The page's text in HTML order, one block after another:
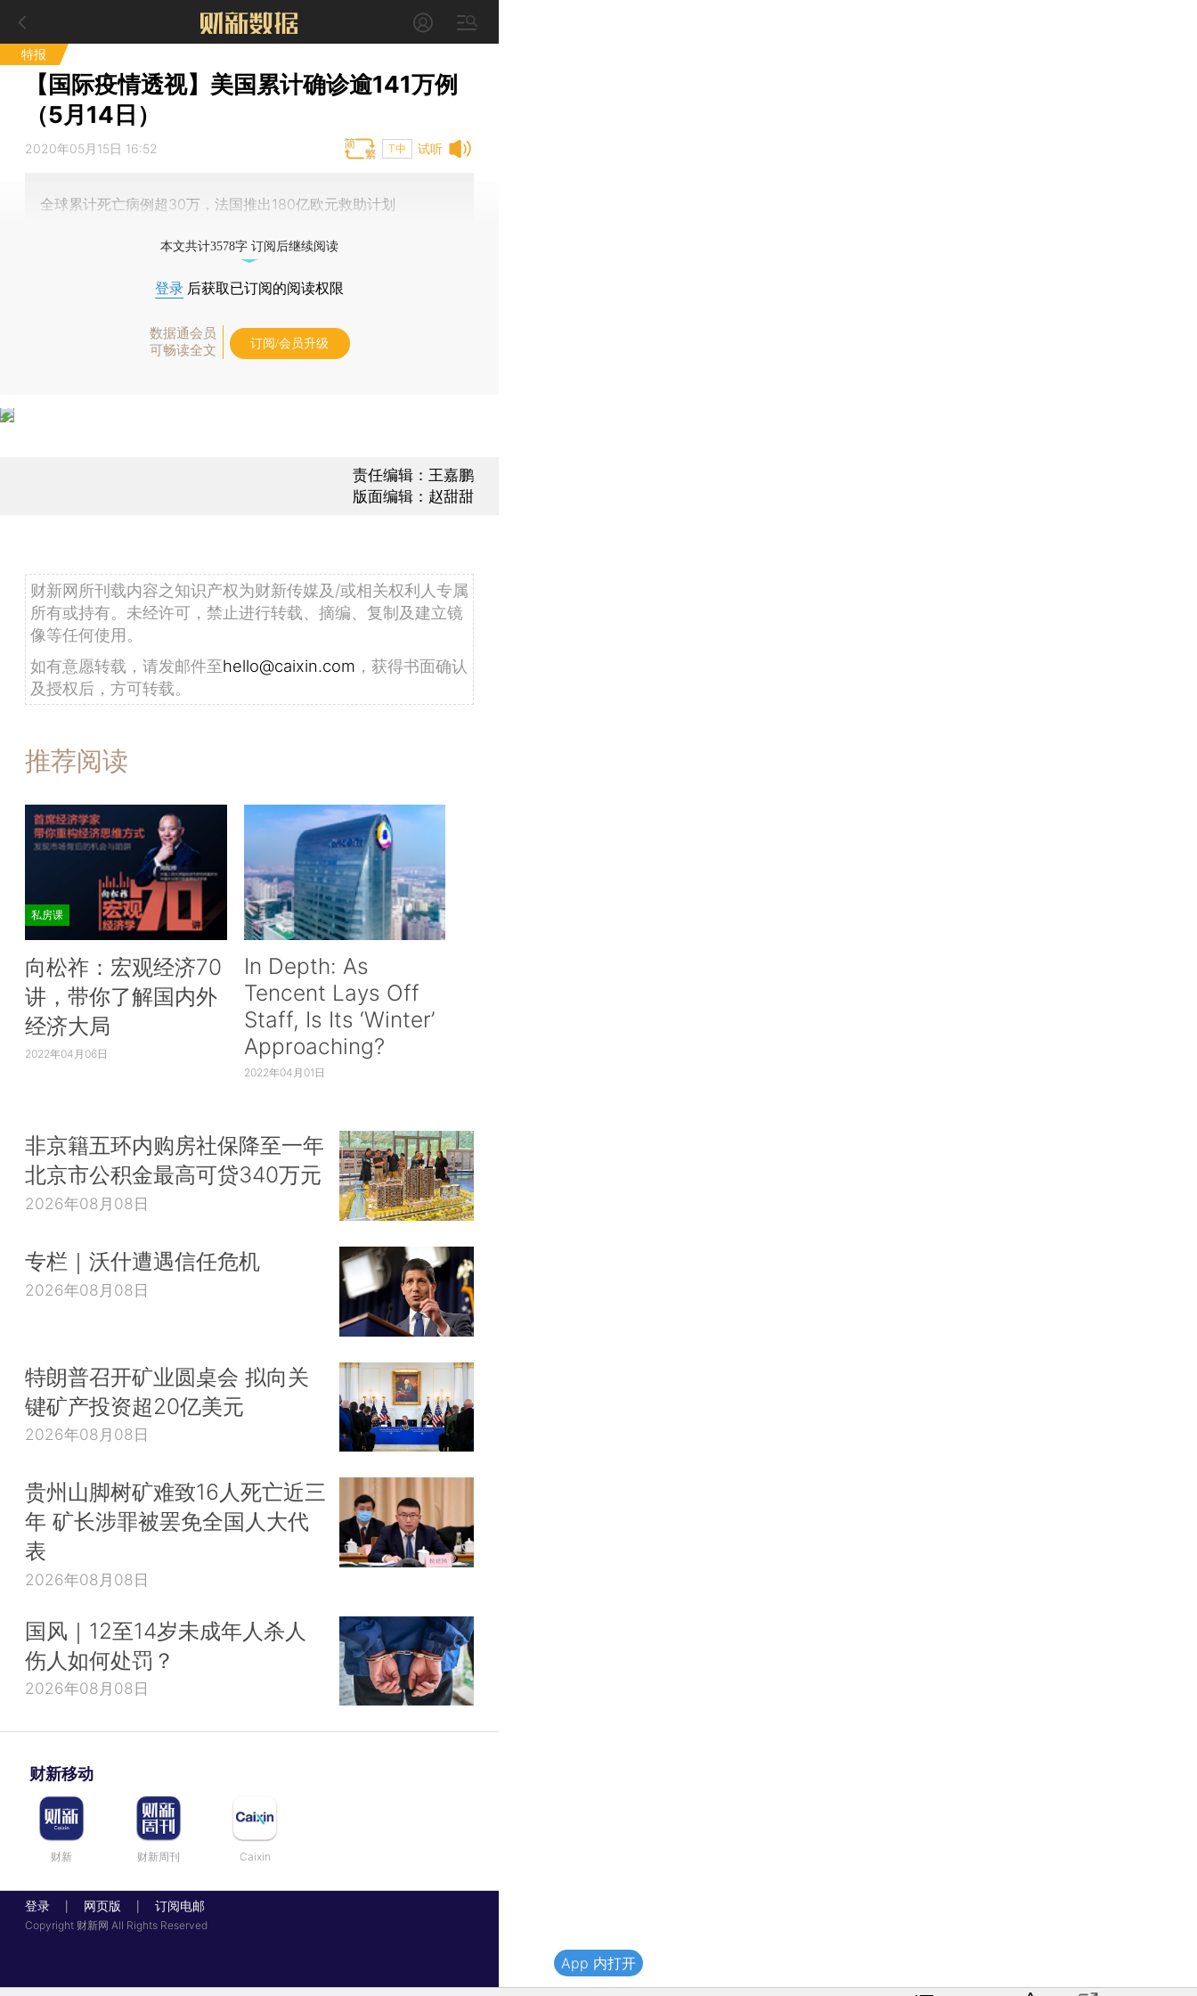
特报
【国际疫情透视】美国累计确诊逾141万例
（5月14日）
试听
2020年05月15日 16:52 T中
全球累计死亡病例超30万，法国推出180亿欧元救助计划
本文共计3578字 订阅后继续阅读
登录 后获取已订阅的阅读权限
数据通会员
可畅读全文
订阅/会员升级
责任编辑：王嘉鹏
版面编辑：赵甜甜
财新网所刊载内容之知识产权为财新传媒及/或相关权利人专属
所有或持有。未经许可，禁止进行转载、摘编、复制及建立镜
像等任何使用。
如有意愿转载，请发邮件至hello@caixin.com ，获得书面确认
及授权后，方可转载。
推荐阅读
私房课
向松祚：宏观经济70
讲，带你了解国内外
经济大局
2022年04月06日
In Depth: As
Tencent Lays Off
Staff, Is Its ‘Winter’
Approaching?
2022年04月01日
非京籍五环内购房社保降至一年
北京市公积金最高可贷340万元
2026年08月08日
专栏｜沃什遭遇信任危机
2026年08月08日
特朗普召开矿业圆桌会 拟向关
键矿产投资超20亿美元
2026年08月08日
贵州山脚树矿难致16人死亡近三
年 矿长涉罪被罢免全国人大代
表
2026年08月08日
国风｜12至14岁未成年人杀人
伤人如何处罚？
2026年08月08日
财新移动
财新 财新周刊 Caixin
登录 网页版 订阅电邮
Copyright 财新网 All Rights Reserved
App 内打开